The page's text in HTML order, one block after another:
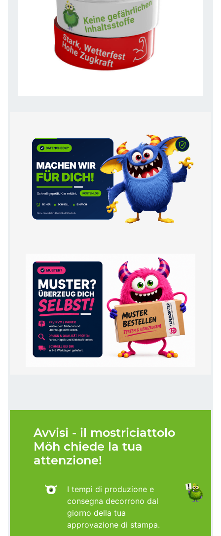
Avvisi - il mostriciattolo
Möh chiede la tua
attenzione!
I tempi di produzione e
consegna decorrono dal
giorno della tua
approvazione di stampa.